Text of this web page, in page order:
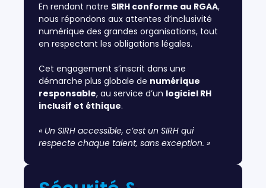
En rendant notre SIRH conforme au RGAA,
nous répondons aux attentes d’inclusivité
numérique des grandes organisations, tout
en respectant les obligations légales.
Cet engagement s’inscrit dans une
démarche plus globale de numérique
responsable, au service d’un logiciel RH
inclusif et éthique.
« Un SIRH accessible, c’est un SIRH qui
respecte chaque talent, sans exception. »